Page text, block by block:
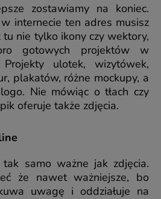
zostawiamy na koniec.
internecie ten adres musisz
tu nie tylko ikony czy wektory,
gotowych projektów w
ulotek, wizytówek,
plakatów, różne mockupy, a
Nie mówiąc o tłach czy
oferuje także zdjęcia.
samo ważne jak zdjęcia.
że nawet ważniejsze, bo
uwagę i oddziałuje na